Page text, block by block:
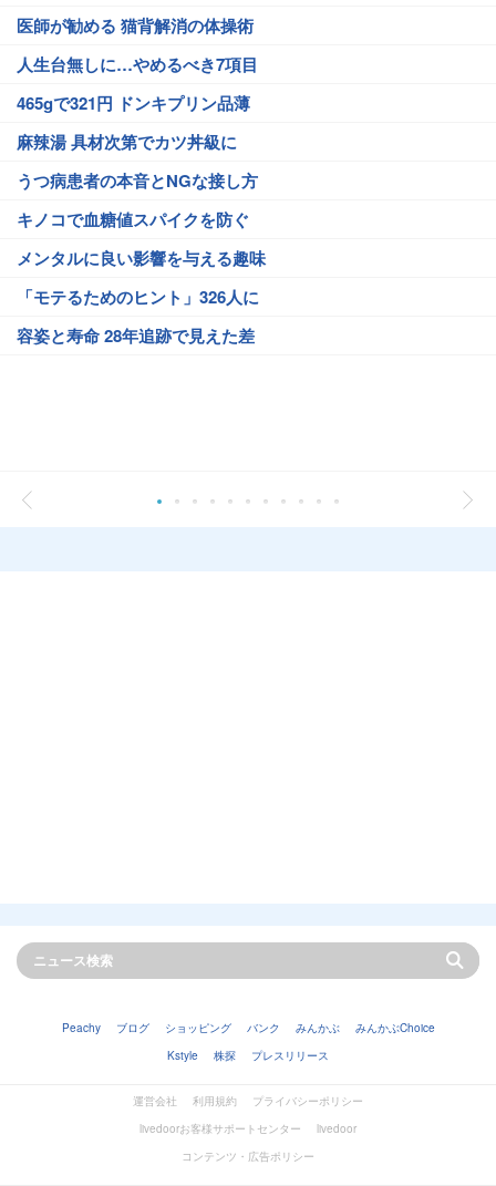
医師が勧める 猫背解消の体操術
人生台無しに…やめるべき7項目
465gで321円 ドンキプリン品薄
麻辣湯 具材次第でカツ丼級に
うつ病患者の本音とNGな接し方
キノコで血糖値スパイクを防ぐ
メンタルに良い影響を与える趣味
「モテるためのヒント」326人に
容姿と寿命 28年追跡で見えた差
Peachy ブログ ショッピング バンク みんかぶ
みんかぶChoice
Kstyle
株探 プレスリリース
運営会社 利用規約
プライバシーポリシー
livedoorお客様サポートセンター
livedoor
コンテンツ・広告ポリシー